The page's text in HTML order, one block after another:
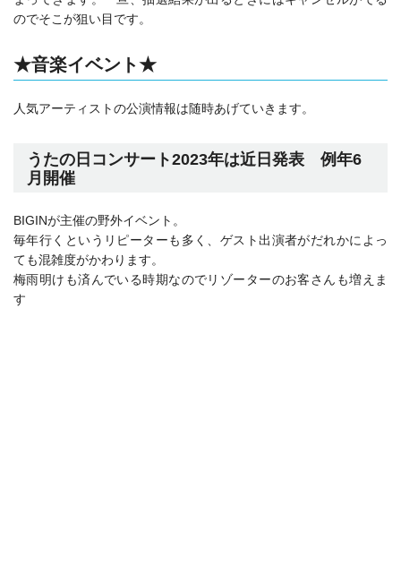
のでそこが狙い目です。
★音楽イベント★
人気アーティストの公演情報は随時あげていきます。
うたの日コンサート2023年は近日発表 例年6
月開催
BIGINが主催の野外イベント。
毎年行くというリピーターも多く、ゲスト出演者がだれかによっ
ても混雑度がかわります。
梅雨明けも済んでいる時期なのでリゾーターのお客さんも増えま
す